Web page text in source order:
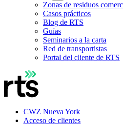
Zonas de residuos
Casos prácticos
Blog de RTS
Guías
Seminarios a la carta
Red de transportistas
Portal del cliente de RTS
CWZ Nueva York
Acceso de clientes